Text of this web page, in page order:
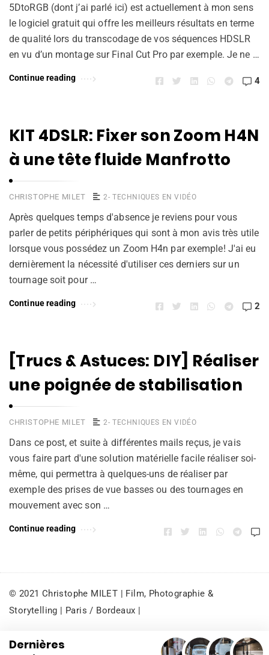
5DtoRGB (dont j’ai parlé ici) est actuellement à mon sens
le logiciel gratuit qui offre les meilleurs résultats en terme
de qualité lors du transcodage de vos séquences HDSLR
en vu d’un montage sur Final Cut Pro par exemple. Je ne …
Continue reading 4
KIT 4DSLR: Fixer son Zoom H4N
à une tête fluide Manfrotto
CHRISTOPHE MILET 2- TECHNIQUES EN VIDÉO
Après quelques temps d'absence je reviens pour vous
parler de petits périphériques qui sont à mon avis très utile
lorsque vous possédez un Zoom H4n par exemple! J'ai eu
dernièrement la nécessité d'utiliser ces derniers sur un
tournage soit pour …
Continue reading 2
[Trucs & Astuces: DIY] Réaliser
une poignée de stabilisation
CHRISTOPHE MILET 2- TECHNIQUES EN VIDÉO
Dans ce post, et suite à différentes mails reçus, je vais
vous faire part d'une solution matérielle facile réaliser soi-
même, qui permettra à quelques-uns de réaliser par
exemple des prises de vue basses ou des tournages en
mouvement avec son …
Continue reading
© 2021 Christophe MILET | Film, Photographie &
Storytelling | Paris / Bordeaux |
Dernières